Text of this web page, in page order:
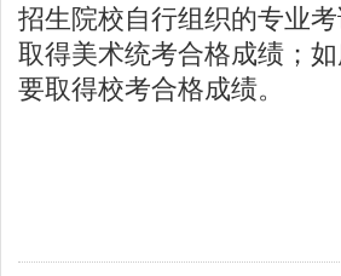
招生院校自行组织的专业
取得美术统考合格成绩；
要取得校考合格成绩。